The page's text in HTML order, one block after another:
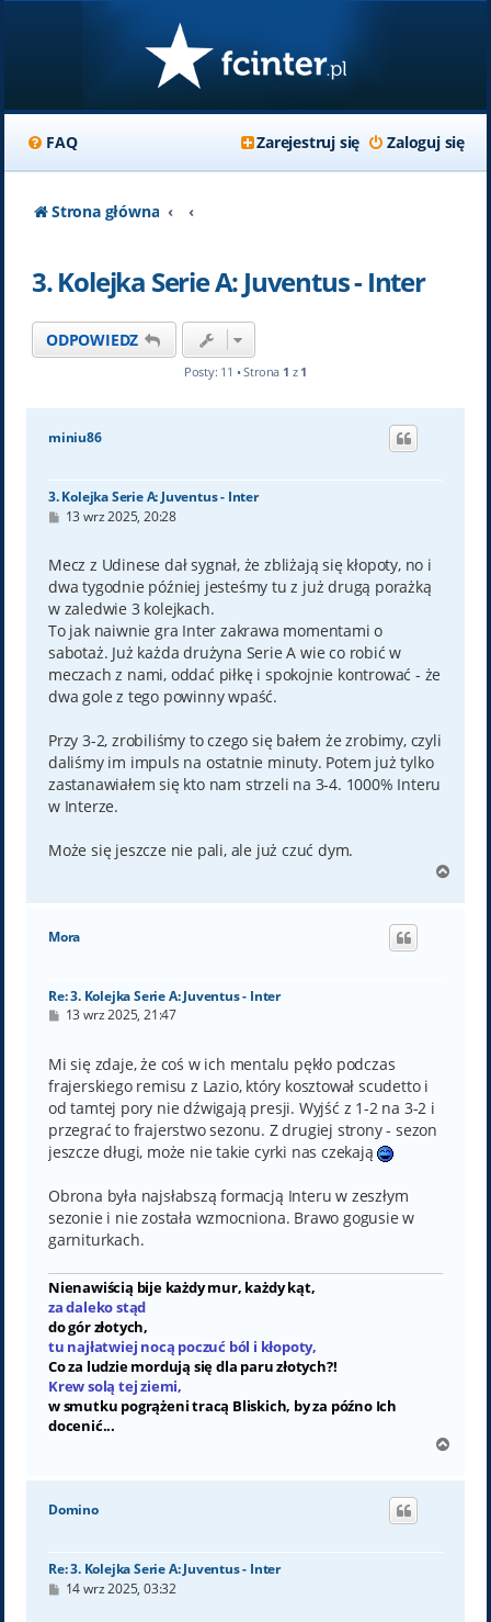
FAQ Zaloguj się
Zarejestruj się
Strona główna
3. Kolejka Serie A: Juventus - Inter
ODPOWIEDZ
Posty: 11 • Strona 1 z 1
miniu86
3. Kolejka Serie A: Juventus - Inter
P
t
13 wrz 2025, 20:28
Mecz z Udinese dał sygnał, że zbliżają się kłopoty, no i
dwa tygodnie później jesteśmy tu z już drugą porażką
w zaledwie 3 kolejkach.
To jak naiwnie gra Inter zakrawa momentami o
sabotaż. Już każda drużyna Serie A wie co robić w
meczach z nami, oddać piłkę i spokojnie kontrować - że
dwa gole z tego powinny wpaść.
Przy 3-2, zrobiliśmy to czego się bałem że zrobimy, czyli
daliśmy im impuls na ostatnie minuty. Potem już tylko
zastanawiałem się kto nam strzeli na 3-4. 1000% Interu
w Interze.
Może się jeszcze nie pali, ale już czuć dym.
g
Mora
Re: 3. Kolejka Serie A: Juventus - Inter
P
t
13 wrz 2025, 21:47
Mi się zdaje, że coś w ich mentalu pękło podczas
frajerskiego remisu z Lazio, który kosztował scudetto i
od tamtej pory nie dźwigają presji. Wyjść z 1-2 na 3-2 i
przegrać to frajerstwo sezonu. Z drugiej strony - sezon
jeszcze długi, może nie takie cyrki nas czekają
Obrona była najsłabszą formacją Interu w zeszłym
sezonie i nie została wzmocniona. Brawo gogusie w
garniturkach.
Nienawiścią bije każdy mur, każdy kąt,
za daleko stąd
do gór złotych,
tu najłatwiej nocą poczuć ból i kłopoty,
Co za ludzie mordują się dla paru złotych?!
Krew solą tej ziemi,
w smutku pogrążeni tracą Bliskich, by za późno Ich
docenić...
g
Domino
Re: 3. Kolejka Serie A: Juventus - Inter
P14 wrz 2025, 03:32